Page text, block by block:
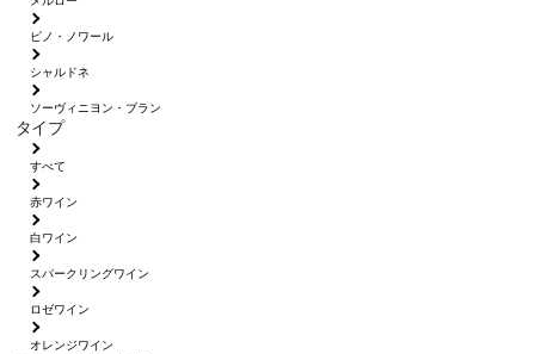
ピノ・ノワール
シャルドネ
ソーヴィニヨン・ブラン
タイプ
すべて
赤ワイン
白ワイン
スパークリングワイン
ロゼワイン
オレンジワイン